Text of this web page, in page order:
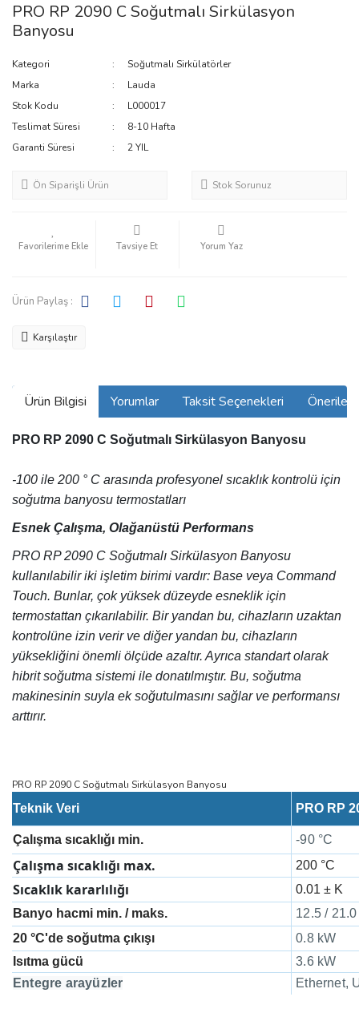
PRO RP 2090 C Soğutmalı Sirkülasyon
Banyosu
Kategori
Soğutmalı Sirkülatörler
Marka
Lauda
Stok Kodu
L000017
Teslimat Süresi
8-10 Hafta
Garanti Süresi
2 YIL
Ön Siparişli Ürün Stok Sorunuz
Tavsiye Et Yorum Yaz
Ürün Paylaş :
Karşılaştır
Ürün Bilgisi Yorumlar Taksit Seçenekleri
PRO RP 2090 C Soğutmalı Sirkülasyon Banyosu
-100 ile 200 ° C arasında profesyonel sıcaklık kontrolü için
soğutma banyosu termostatları
Esnek Çalışma, Olağanüstü Performans
PRO RP 2090 C Soğutmalı Sirkülasyon Banyosu
kullanılabilir iki işletim birimi vardır: Base veya Command
Touch. Bunlar, çok yüksek düzeyde esneklik için
termostattan çıkarılabilir. Bir yandan bu, cihazların uzaktan
kontrolüne izin verir ve diğer yandan bu, cihazların
yüksekliğini önemli ölçüde azaltır. Ayrıca standart olarak
hibrit soğutma sistemi ile donatılmıştır. Bu, soğutma
makinesinin suyla ek soğutulmasını sağlar ve performansı
arttırır.
PRO RP 2090 C Soğutmalı Sirkülasyon Banyosu
Teknik Veri PRO RP
Çalışma sıcaklığı min. -90 °C
Çalışma sıcaklığı max. 200 °C
Sıcaklık kararlılığı
0.01 ± K
Banyo hacmi min. / maks.
12.5 /
20 °C'de soğutma çıkışı
0.8 kW
Isıtma gücü
3.6 kW
Entegre arayüzler
Ethernet,